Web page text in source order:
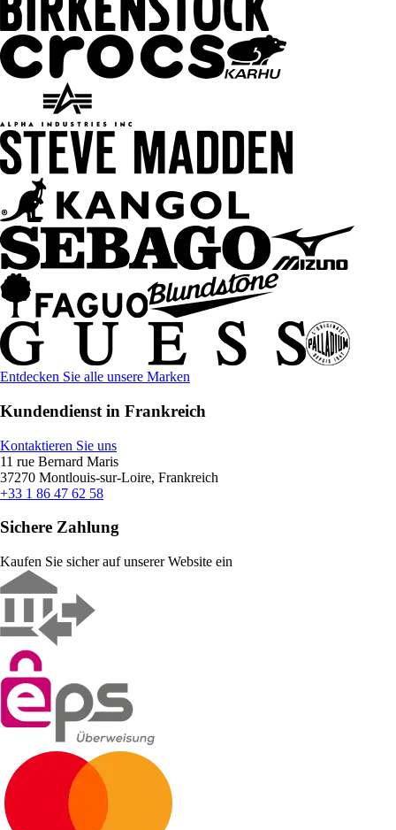
Entdecken Sie alle unsere Marken
Kundendienst in Frankreich
Kontaktieren Sie uns
11 rue Bernard Maris
37270 Montlouis-sur-Loire, Frankreich
+33 1 86 47 62 58
Sichere Zahlung
Kaufen Sie sicher auf unserer Website ein